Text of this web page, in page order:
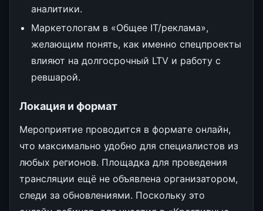
аналитики.
Маркетологам в «Общее IT/реклама»,
желающим понять, как именно спецпроекты
влияют на долгосрочный LTV и работу с
ревшарой.
Локация и формат
Мероприятие проводится в формате онлайн,
что максимально удобно для специалистов из
любых регионов. Площадка для проведения
трансляции ещё не объявлена организатором,
следи за обновлениями. Поскольку это